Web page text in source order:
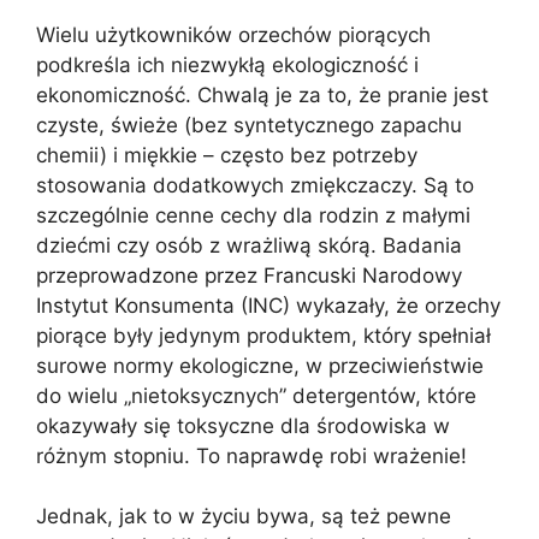
Wielu użytkowników orzechów piorących
podkreśla ich niezwykłą ekologiczność i
ekonomiczność. Chwalą je za to, że pranie jest
czyste, świeże (bez syntetycznego zapachu
chemii) i miękkie – często bez potrzeby
stosowania dodatkowych zmiękczaczy. Są to
szczególnie cenne cechy dla rodzin z małymi
dziećmi czy osób z wrażliwą skórą. Badania
przeprowadzone przez Francuski Narodowy
Instytut Konsumenta (INC) wykazały, że orzechy
piorące były jedynym produktem, który spełniał
surowe normy ekologiczne, w przeciwieństwie
do wielu „nietoksycznych” detergentów, które
okazywały się toksyczne dla środowiska w
różnym stopniu. To naprawdę robi wrażenie!
Jednak, jak to w życiu bywa, są też pewne